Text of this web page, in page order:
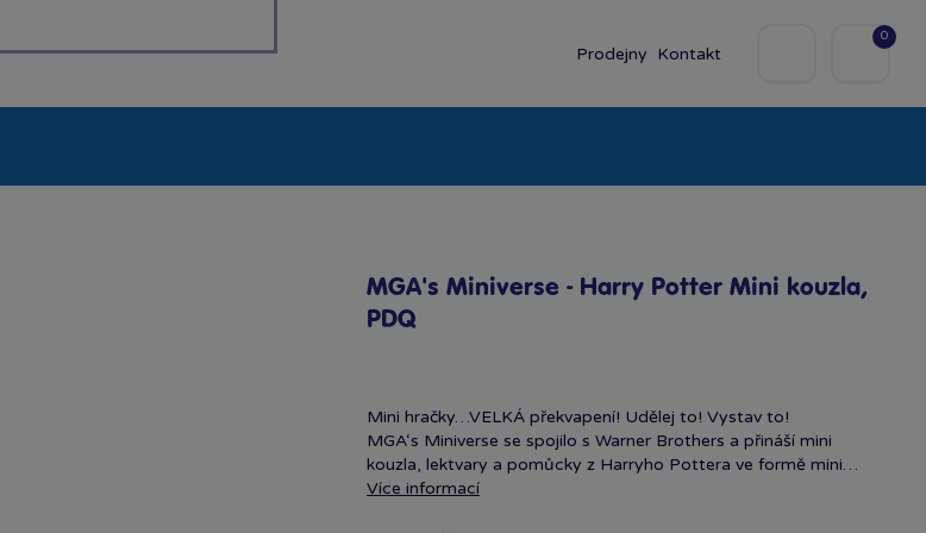
Prodejny Kontakt
0
MGA's Miniverse - Harry Potter Mini kouzla,
PDQ
Mini hračky…VELKÁ překvapení! Udělej to! Vystav to!
MGA‘s Miniverse se spojilo s Warner Brothers a přináší mini
kouzla, lektvary a pomůcky z Harryho Pottera ve formě mini…
Více informací